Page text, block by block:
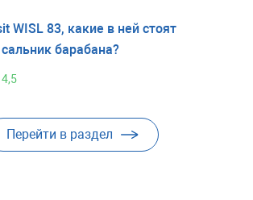
WISL 83, какие в ней стоят
барабана?
4,5
Перейти в раздел